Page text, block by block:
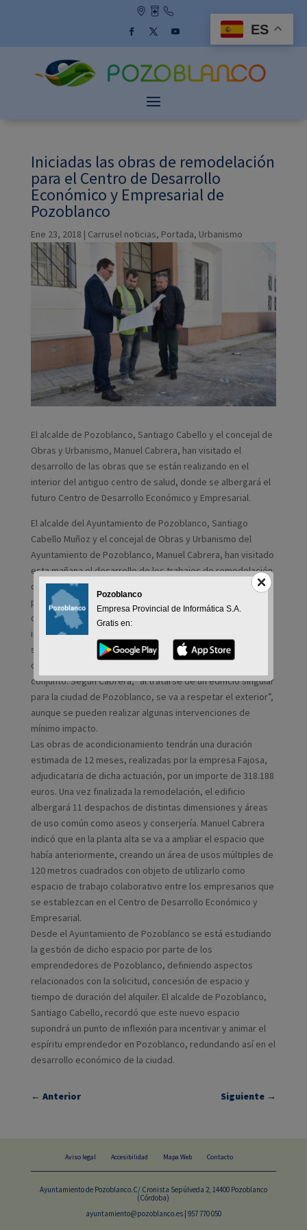
Iniciadas las obras de remodelación
para el Centro de Desarrollo
Económico y Empresarial de
Pozoblanco
Ene 23, 2018 | Carrusel noticias, Portada, Urbanismo
El alcalde de Pozoblanco, Santiago Cabello y el concejal de
Obras y Urbanismo, Manuel Cabrera, han visitado el
desarrollo de las obras que se están realizando en el
interior del antiguo centro de salud, donde se albergará el
futuro Centro de Desarrollo Económico y Empresarial.
El alcalde del Ayuntamiento de Pozoblanco, Santiago
Cabello Muñoz y el concejal de Obras y Urbanismo del
Ayuntamiento de Pozoblanco, Manuel Cabrera, han visitado
esta mañana el desarrollo de los trabajos de remodelación
del antiguo Centro de Salud para albergar en el futuro
próximo el Centro de Desarrollo Económico y Empresarial
de Pozoblanco. El concejal de Obras, Manuel Cabrera, ha
informado que las obras, que dieron comienzo la pasada
semana, se están centrando en estos momentos en la
demolición del interior, respetando la fachada en todo su
conjunto. Según Cabrera, “al tratarse de un edificio singular
para la ciudad de Pozoblanco, se va a respetar el exterior”,
aunque se pueden realizar algunas intervenciones de
mínimo impacto.
Las obras de acondicionamiento tendrán una duración
estimada de 12 meses, realizadas por la empresa Fajosa,
adjudicataria de dicha actuación, por un importe de 318.188
euros. Una vez finalizada la remodelación, el edificio
albergará 11 despachos de distintas dimensiones y áreas
de uso común como aseos y conserjería. Manuel Cabrera
indicó que en la planta alta se va a ampliar el espacio que
había anteriormente, creando un área de usos múltiples de
120 metros cuadrados con objeto de utilizarlo como
espacio de trabajo colaborativo entre los empresarios que
se establezcan en el Centro de Desarrollo Económico y
Empresarial.
Desde el Ayuntamiento de Pozoblanco se está estudiando
la gestión de dicho espacio por parte de los
emprendedores de Pozoblanco, definiendo aspectos
relacionados con la solicitud, concesión de espacio y
tiempo de duración del alquiler. El alcalde de Pozoblanco,
Santiago Cabello, recordó que este nuevo espacio
supondrá un punto de inflexión para incentivar y animar el
espíritu emprendedor en Pozoblanco, redundando así en el
desarrollo económico de la ciudad.
← Anterior Siguiente →
Aviso legal Accesibilidad Mapa Web Contacto
Ayuntamiento de Pozoblanco.C/ Cronista Sepúlveda 2, 14400 Pozoblanco
(Córdoba)
ayuntamiento@pozoblanco.es | 957 770 050
ES
Pozoblanco
Empresa Provincial de Informática S.A.
Gratis en: